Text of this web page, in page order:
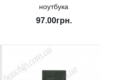
ноутбука
97.00грн.